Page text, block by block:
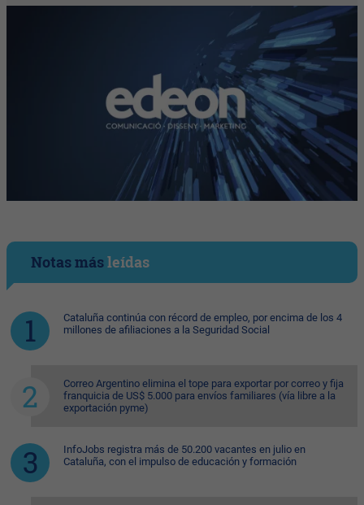
Notas másleídas
Cataluña continúa con récord de empleo, por encima de los 4
millones de afiliaciones a la Seguridad Social
Correo Argentino elimina el tope para exportar por correo y fija
franquicia de US$ 5.000 para envíos familiares (vía libre a la
exportación pyme)
InfoJobs registra más de 50.200 vacantes en julio en
Cataluña, con el impulso de educación y formación